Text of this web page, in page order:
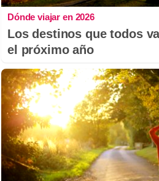
Dónde viajar en 2026
Los destinos que todos
el próximo año